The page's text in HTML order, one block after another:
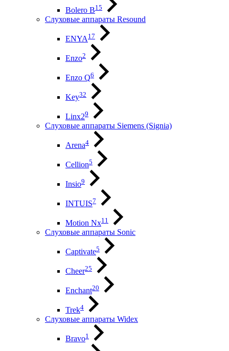
Bolero B15
Слуховые аппараты Resound
ENYA17
Enzo2
Enzo Q6
Key32
Linx29
Слуховые аппараты Siemens (Signia)
Arena4
Cellion5
Insio9
INTUIS7
Motion Nx11
Слуховые аппараты Sonic
Captivate5
Cheer25
Enchant20
Trek4
Слуховые аппараты Widex
Bravo1